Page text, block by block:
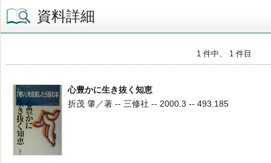
資料詳細
1 件中、 1 件目
心豊かに生き抜く知恵
折茂 肇／著 -- 三修社 -- 2000.3 -- 493.185